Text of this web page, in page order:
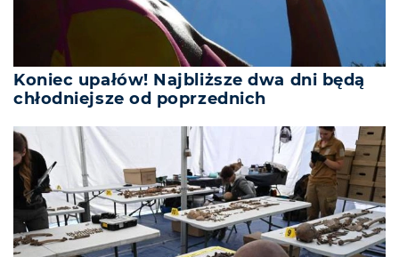
Koniec upałów! Najbliższe dwa dni będą
chłodniejsze od poprzednich